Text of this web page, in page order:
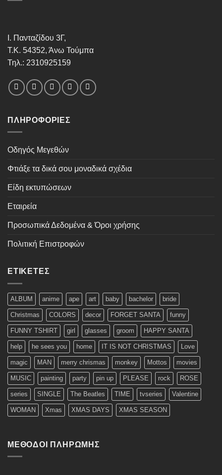
Ι. Πανταζίδου 3Γ,
Τ.Κ. 54352, Άνω Τούμπα
Τηλ.: 2310925159
ΠΛΗΡΟΦΟΡΊΕΣ
Οδηγός Μεγεθών
Φτιάξε τα δικά σου μοναδικά σχέδια
Είδη εκτυπώσεων
Εταιρεία
Προσωπικά Δεδομένα & Όροι χρήσης
Πολιτική Επιστροφών
ΕΤΙΚΈΤΕΣ
ALBUM anime ape art baby bachelor bride
Christmas COLORS decor FORGET SANTA funny
FUNNY TSHIRT girl glasses groom HAPPY SANTA
help he sees you home IT IS NOT CHRISTMAS Love
magic MAN merry chrismas monkey Mottos movies
MUSIC painting party pin up PLEASE rock ROSE
series SINGLE The Beatles TIME tvseries Valentine
WOMAN Xmas XMAS DAYS XMAS SEASON
ΜΈΘΟΔΟΙ ΠΛΗΡΩΜΉΣ